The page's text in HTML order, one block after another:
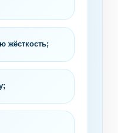
жёсткость;